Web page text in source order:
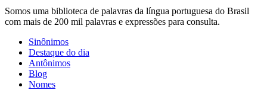
Somos uma biblioteca de palavras da língua portuguesa do Brasil
com mais de 200 mil palavras e expressões para consulta.
Sinônimos
Destaque do dia
Antônimos
Blog
Nomes